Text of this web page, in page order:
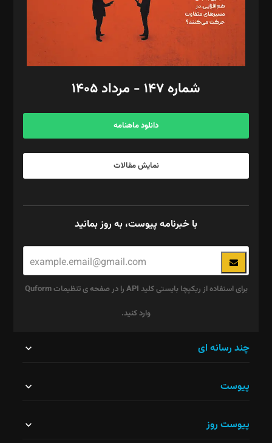
فیلمبرداری و عکاسی: امیر شفیعی، مانی لطفی زاده
گرافیک و صفحه‌آرایی: سید‌سبحان‌علی ثابت
مد‌یر توسعه تجاری: کامبیز برید‌
امور مالی: شاپور رهبری، محمد‌ کاظمی‌نیا
آگهی و مشترکین: ۰۹۱۹۹۹۹۰۴۵۴
شماره ۱۴۷ - مرداد ۱۴۰۵
دانلود ماهنامه
نمایش مقالات
با خبرنامه پیوست، به روز بمانید
برای استفاده از ریکپچا بایستی کلید API را در صفحه ی تنظیمات Quform
وارد کنید.
نباید
چند رسانه ای
پیوست
پیوست روز